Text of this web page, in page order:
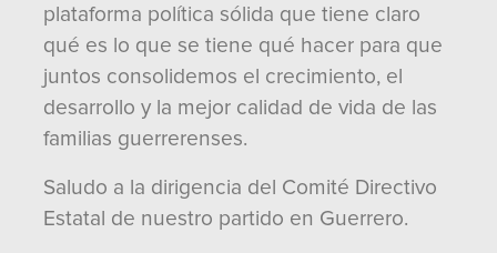
plataforma política sólida que tiene claro
qué es lo que se tiene qué hacer para que
juntos consolidemos el crecimiento, el
desarrollo y la mejor calidad de vida de las
familias guerrerenses.
Saludo a la dirigencia del Comité Directivo
Estatal de nuestro partido en Guerrero.